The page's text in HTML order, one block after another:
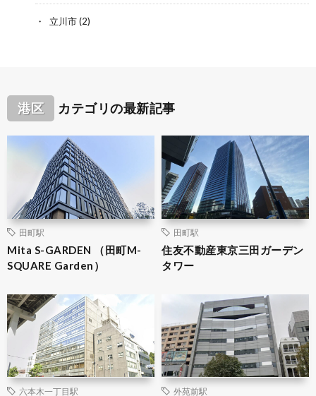
立川市(2)
港区 カテゴリの最新記事
田町駅
Mita S-GARDEN （田町M-
SQUARE Garden）
田町駅
住友不動産東京三田ガーデン
タワー
六本木一丁目駅 外苑前駅